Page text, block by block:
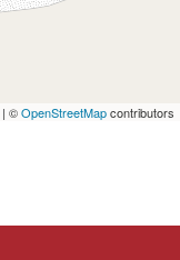
| ©OpenStreetMapcontributors